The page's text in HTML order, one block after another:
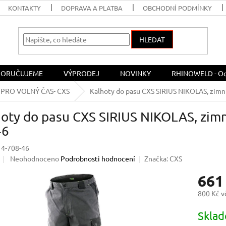
KONTAKTY DOPRAVA A PLATBA OBCHODNÍ PODMÍNKY
HLEDAT
VÝPRODEJ NOVINKY RHINOWELD -
VOLNÝ ČAS- CXS Kalhoty do pasu CXS SIRIUS NIKOLAS,
do pasu CXS SIRIUS NIKOLAS,
708-46
Průměrné
Neohodnoceno Podrobnosti hodnocení Značka: CXS
800 Kč
cena: